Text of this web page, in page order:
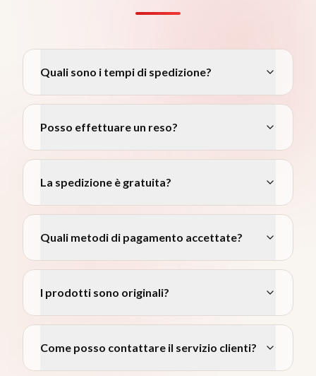
Quali sono i tempi di spedizione?
Posso effettuare un reso?
La spedizione è gratuita?
Quali metodi di pagamento accettate?
I prodotti sono originali?
Come posso contattare il servizio clienti?